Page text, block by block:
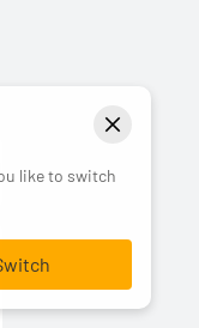
like to switch